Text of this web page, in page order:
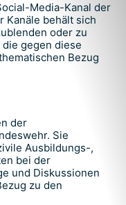
Media-Kanal der
Kanäle behält sich
oder zu
gegen diese
Bezug
der
Sie
Ausbildungs-,
bei der
und Diskussionen
zu den